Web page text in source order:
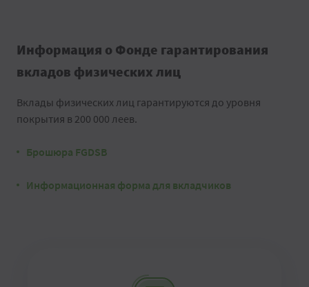
Информация о Фонде гарантирования
вкладов физических лиц
Вклады физических лиц гарантируются до уровня
покрытия в 200 000 леев.
Брошюра FGDSB
Информационная форма для вкладчиков